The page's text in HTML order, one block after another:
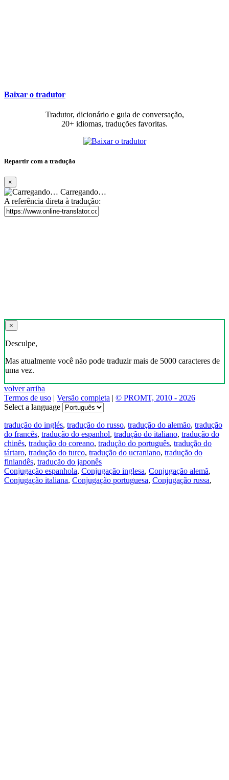
Baixar o tradutor
Tradutor, dicionário e guia de conversação,
20+ idiomas, traduções favoritas.
Repartir com a tradução
×
Carregando…
A referência direta à tradução:
×
Desculpe,
Mas atualmente você não pode traduzir mais de 5000 caracteres de
uma vez.
volver arriba
Termos de uso | Versão completa | © PROMT, 2010 - 2026
Select a language
tradução do inglés, tradução do russo, tradução do alemão, tradução
do francês, tradução do espanhol, tradução do italiano, tradução do
chinês, tradução do coreano, tradução do português, tradução do
tártaro, tradução do turco, tradução do ucraniano, tradução do
finlandês, tradução do japonês
Conjugação espanhola, Conjugação inglesa, Conjugação alemã,
Conjugação italiana, Conjugação portuguesa, Conjugação russa,